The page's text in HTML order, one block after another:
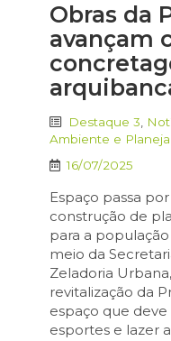
Obras da
avançam
Destaque 3
Ambiente e
16/07/2025
Espaço passa
construção de
para a
meio da
Zeladoria
revitalização da
espaço que
esportes e lazer